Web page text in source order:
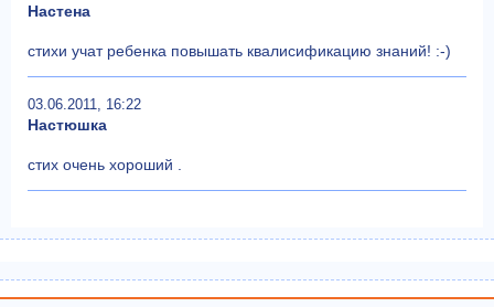
Настена
стихи учат ребенка повышать квалисификацию знаний! :-)
03.06.2011, 16:22
Настюшка
стих очень хороший .